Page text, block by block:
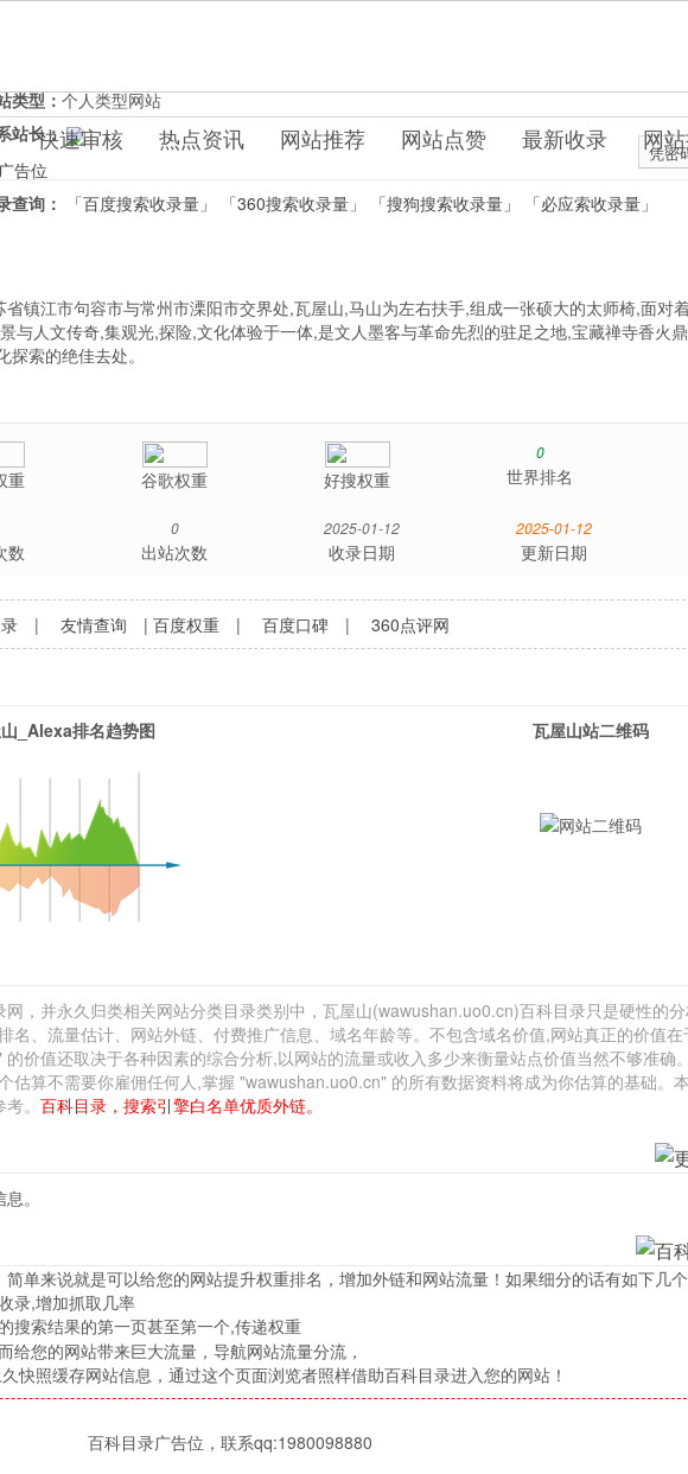
快速审核 热点资讯 网站推荐 网站点赞 最新收录 网
凭密
类型：个人类型网站
站长：
查询： 「百度搜索收录量」 「360搜索收录量」 「搜狗搜索收录量」
「必应索收录量」
镇江市句容市与常州市溧阳市交界处,瓦屋山,马山为左右扶手,组成一张硕大的太师椅,面对
与人文传奇,集观光,探险,文化体验于一体,是文人墨客与革命先烈的驻足之地,宝藏禅寺香火
索的绝佳去处。
重 谷歌权重 好搜权重
0
世界排名
数
0
出站次数
2025-01-12
收录日期
2025-01-12
更新日期
|友情查询 |百度权重 |百度口碑 |360点评网
_Alexa排名趋势图 瓦屋山站二维码
，并永久归类相关网站分类目录类别中，瓦屋山(wawushan.uo0.cn)百科目录只是硬性的
名、流量估计、网站外链、付费推广信息、域名年龄等。不包含域名价值,网站真正的价值在
价值还取决于各种因素的综合分析,以网站的流量或收入多少来衡量站点价值当然不够准确。
算不需要你雇佣任何人,掌握 "wawushan.uo0.cn" 的所有数据资料将成为你估算的基础。
考。百科目录，搜索引擎白名单优质外链。
。
简单来说就是可以给您的网站提升权重排名，增加外链和网站流量！如果细分的话有如下几个
录,增加抓取几率
搜索结果的第一页甚至第一个,传递权重
给您的网站带来巨大流量，导航网站流量分流，
快照缓存网站信息，通过这个页面浏览者照样借助百科目录进入您的网站！
百科目录广告位，联系qq:1980098880